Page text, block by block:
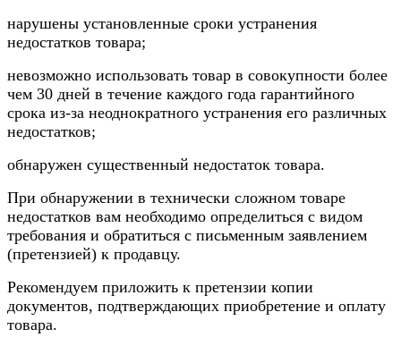
нарушены установленные сроки устранения
недостатков товара;
невозможно использовать товар в совокупности более
чем 30 дней в течение каждого года гарантийного
срока из-за неоднократного устранения его различных
недостатков;
обнаружен существенный недостаток товара.
При обнаружении в технически сложном товаре
недостатков вам необходимо определиться с видом
требования и обратиться с письменным заявлением
(претензией) к продавцу.
Рекомендуем приложить к претензии копии
документов, подтверждающих приобретение и оплату
товара.